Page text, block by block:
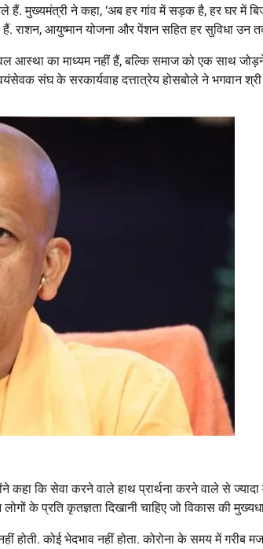
मुख्यमंत्री ने कहा, ‘अब हर गांव में सड़क है, हर घर में
राशन, आयुष्मान योजना और पेंशन सहित हर सुविधा उन
आस्था का माध्यम नहीं हैं, बल्कि समाज को एक साथ
संघ के सरकार्यवाह दत्तात्रेय होसबोले ने भगवान श्री
कहा कि सेवा करने वाले हाथ प्रार्थना करने वाले से ज्यादा
के प्रति कृतज्ञता दिखानी चाहिए जो विकास की
होती. कोई भेदभाव नहीं होता. कोरोना के समय में